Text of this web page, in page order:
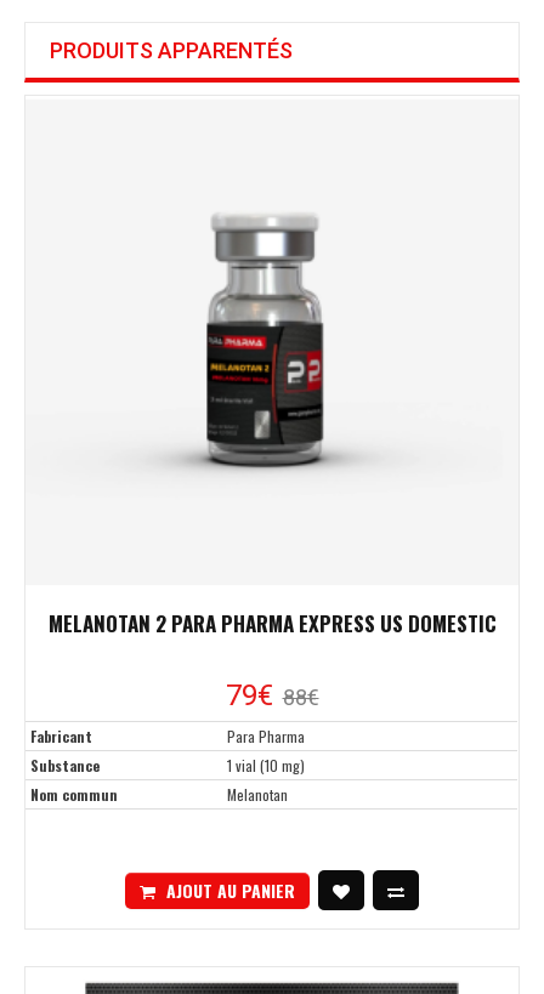
PRODUITS APPARENTÉS
MELANOTAN 2 PARA PHARMA EXPRESS US DOMESTIC
79€ 88€
Fabricant
Para Pharma
Substance
1 vial (10 mg)
Nom commun
Melanotan
AJOUT AU PANIER